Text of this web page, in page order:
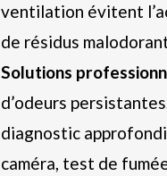
ventilation évitent
de résidus
Solutions
d’odeurs
diagnostic
caméra, test de